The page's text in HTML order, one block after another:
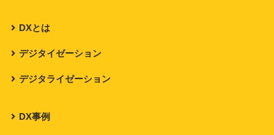
DXとは
デジタイゼーション
デジタライゼーション
DX事例